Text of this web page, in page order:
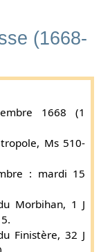
(1668-
1668 (1
Ms 510-
: mardi 15
Morbihan, 1 J
Finistère, 32 J